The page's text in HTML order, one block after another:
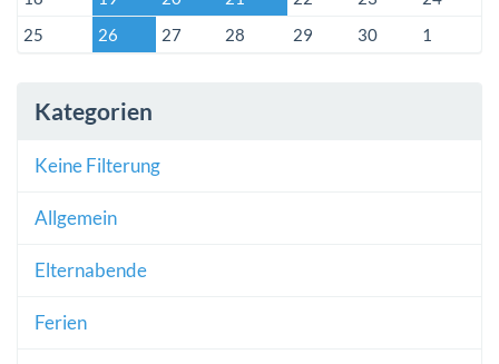
25
26 27 28 29 30 1
Kategorien
Keine Filterung
Allgemein
Elternabende
Ferien